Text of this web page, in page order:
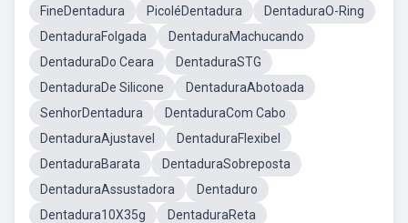
FineDentadura
PicoléDentadura
DentaduraO-Ring
DentaduraFolgada
DentaduraMachucando
DentaduraDo Ceara
DentaduraSTG
DentaduraDe Silicone
DentaduraAbotoada
SenhorDentadura
DentaduraCom Cabo
DentaduraAjustavel
DentaduraFlexibel
DentaduraBarata
DentaduraSobreposta
DentaduraAssustadora
Dentaduro
Dentadura10X35g
DentaduraReta